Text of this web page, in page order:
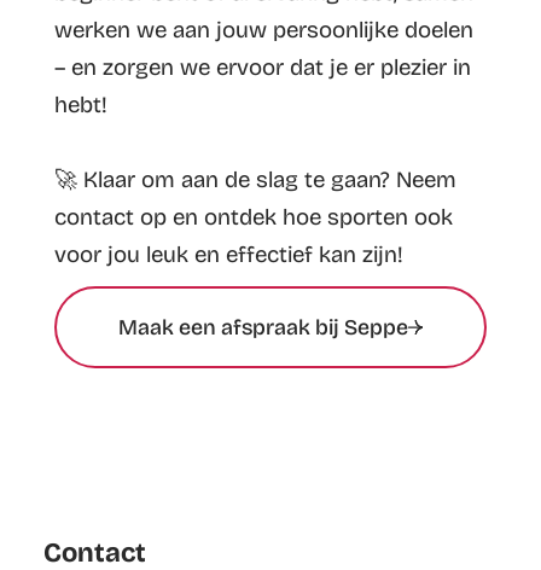
werken we aan jouw persoonlijke doelen
– en zorgen we ervoor dat je er plezier in
hebt!
🚀 Klaar om aan de slag te gaan? Neem
contact op en ontdek hoe sporten ook
voor jou leuk en effectief kan zijn!
Maak een afspraak bij Seppe
Contact